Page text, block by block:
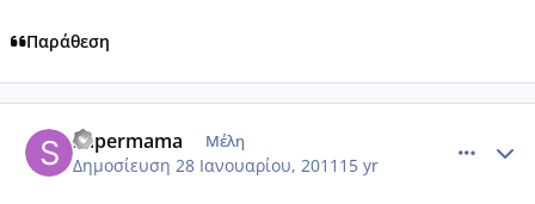
Παράθεση
supermama Μέλη
Δημοσίευση 28 Ιανουαρίου, 2011 15 yr